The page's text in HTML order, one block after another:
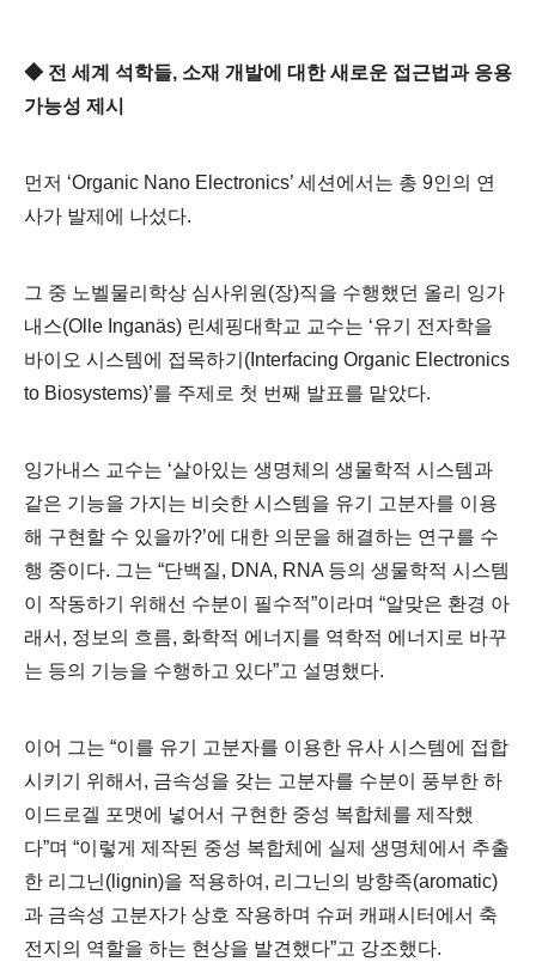
◆ 전 세계 석학들, 소재 개발에 대한 새로운 접근법과 응용
가능성 제시
먼저 ‘Organic Nano Electronics’ 세션에서는 총 9인의 연
사가 발제에 나섰다.
그 중 노벨물리학상 심사위원 (장)직을 수행했던 올리 잉가
내스(Olle Inganäs) 린셰핑대학교 교수는 ‘유기 전자학을
바이오 시스템에 접목하기 (Interfacing Organic Electronics
to Biosystems)’를 주제로 첫 번째 발표를 맡았다.
잉가내스 교수는 ‘살아있는 생명체의 생물학적 시스템과
같은 기능을 가지는 비슷한 시스템을 유기 고분자를 이용
해 구현할 수 있을까?’에 대한 의문을 해결하는 연구를 수
행 중이다. 그는 “단백질, DNA, RNA 등의 생물학적 시스템
이 작동하기 위해선 수분이 필수적”이라며 “알맞은 환경 아
래서 , 정보의 흐름, 화학적 에너지를 역학적 에너지로 바꾸
는 등의 기능을 수행하고 있다”고 설명했다.
이어 그는 “이를 유기 고분자를 이용한 유사 시스템에 접합
시키기 위해서 , 금속성을 갖는 고분자를 수분이 풍부한 하
이드로겔 포맷에 넣어서 구현한 중성 복합체를 제작했
다”며 “이렇게 제작된 중성 복합체에 실제 생명체에서 추출
한 리그닌(lignin)을 적용하여 , 리그닌의 방향족(aromatic)
과 금속성 고분자가 상호 작용하며 슈퍼 캐패시터에서 축
전지의 역할을 하는 현상을 발견했다”고 강조했다.